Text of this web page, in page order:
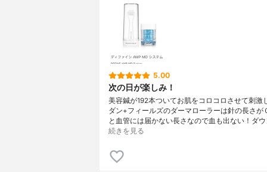
5.00
次の日が楽しみ！
美容鍼が192本ついてお肌をコロコロさせて刺激
ダン+フィールズのダーマローラーは針の長さが
と血管には届かない長さなので血も出ない！ダ
続きを見る